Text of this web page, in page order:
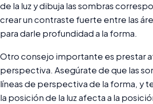
de la luz y dibuja las sombras
crear un contraste fuerte entre las
para darle profundidad a la forma.
Otro consejo importante es prestar
perspectiva. Asegúrate de que las
líneas de perspectiva de la forma, y
la posición de la luz afecta a la